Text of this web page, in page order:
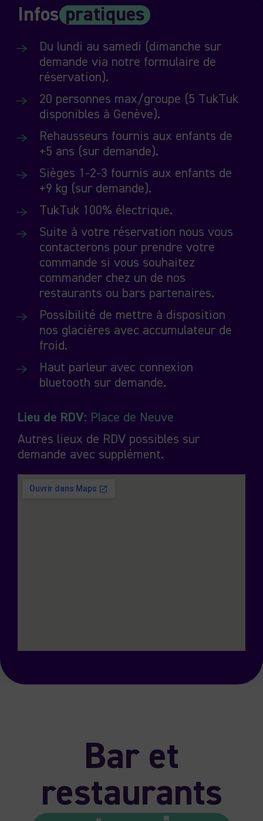
Infos pratiques
Du lundi au samedi (dimanche sur
demande via notre formulaire de
réservation).
20 personnes max/groupe (5 TukTuk
disponibles à Genève).
Rehausseurs fournis aux enfants de
+5 ans (sur demande).
Sièges 1-2-3 fournis aux enfants de
+9 kg (sur demande).
TukTuk 100% électrique.
Suite à votre réservation nous vous
contacterons pour prendre votre
commande si vous souhaitez
commander chez un de nos
restaurants ou bars partenaires.
Possibilité de mettre à disposition
nos glacières avec accumulateur de
froid.
Haut parleur avec connexion
bluetooth sur demande.
Lieu de RDV: Place de Neuve
Autres lieux de RDV possibles sur
demande avec supplément.
Bar et
restaurants